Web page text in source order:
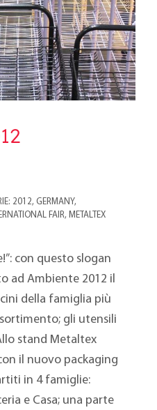
2012, GERMANY,
FAIR, METALTEX
con questo slogan
ad Ambiente 2012 il
della famiglia più
gli utensili
stand Metaltex
il nuovo packaging
in 4 famiglie:
e Casa; una parte